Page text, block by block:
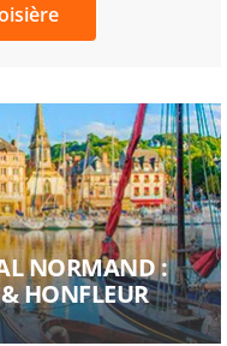
NORMAND :
& HONFLEUR